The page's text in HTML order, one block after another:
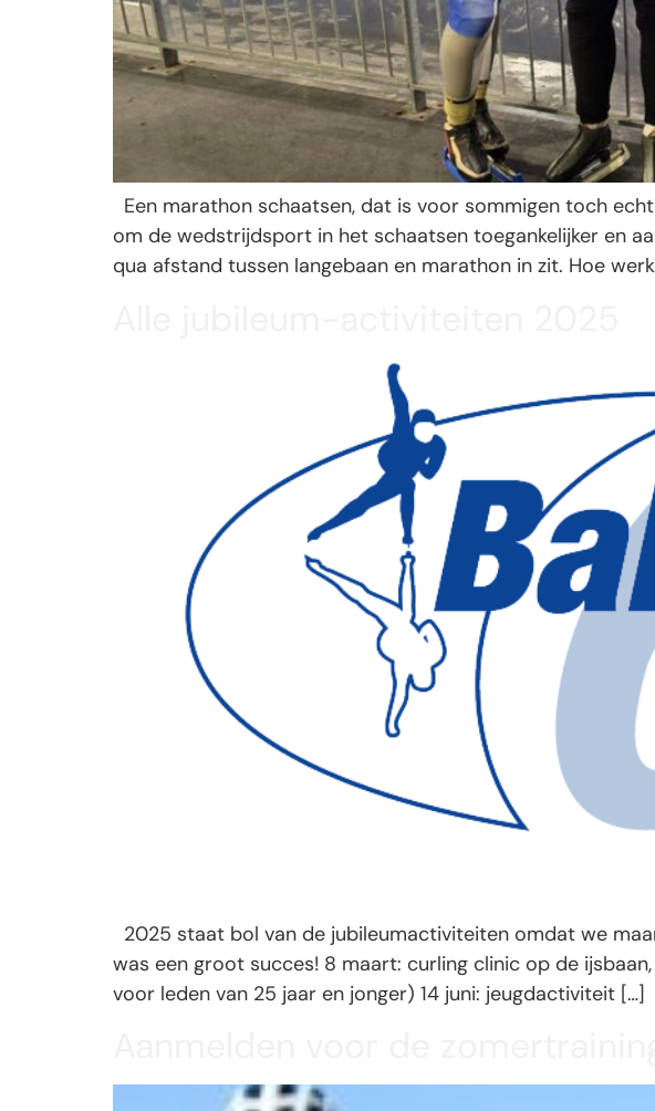
Een marathon schaatsen, dat is voor sommigen toch
om de wedstrijdsport in het schaatsen toegankelijker en
qua afstand tussen langebaan en marathon in zit. Hoe
2025 staat bol van de jubileumactiviteiten omdat we
was een groot succes! 8 maart: curling clinic op de
voor leden van 25 jaar en jonger) 14 juni: jeugdactiviteit […]